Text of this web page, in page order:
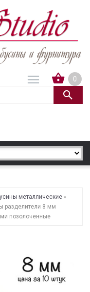
0
металлические »
разделители 8 мм
позолоченные